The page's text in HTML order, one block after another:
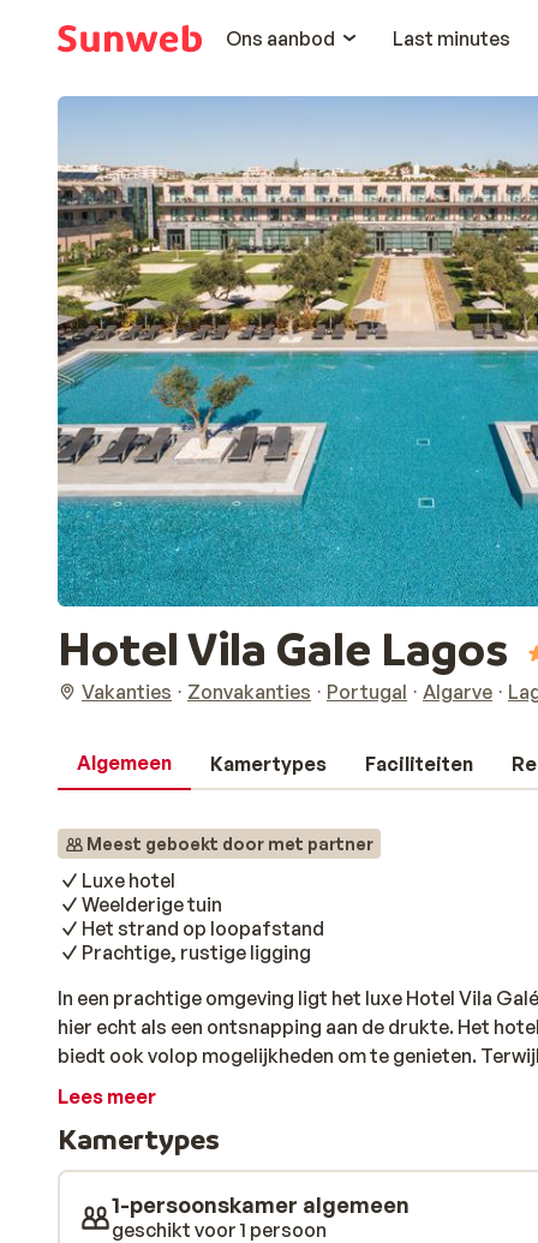
Ons aanbod
Last minutes
Hotel Vila Gale Lagos
Vakanties Zonvakanties Portugal Algarve
Algemeen Kamertypes Faciliteiten
Meest geboekt door met partner
Luxe hotel
Weelderige tuin
Het strand op loopafstand
Prachtige, rustige ligging
In een prachtige omgeving ligt het luxe Hotel Vila
hier echt als een ontsnapping aan de drukte. Het
biedt ook volop mogelijkheden om te genieten.
bij de poolbar, vermaken de kinderen zich in het
granaatappels, citroenen en sinaasappels, die
geven. Ook de moderne kamers dragen bij aan het
ruime (inloop)douches voor een ontspannen start
ontspanning is er een verwarmd binnenzwembad,
Lees meer
Kamertypes
1-persoonskamer algemeen
geschikt voor 1 persoon